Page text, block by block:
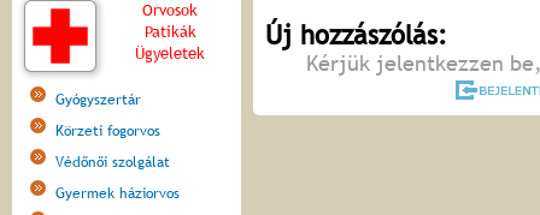
Orvosok
Patikák
Ügyeletek
Gyógyszertár
Körzeti fogorvos
Védőnői szolgálat
Gyermek háziorvos
Új hozzászólás:
Kérjük jelentkezzen